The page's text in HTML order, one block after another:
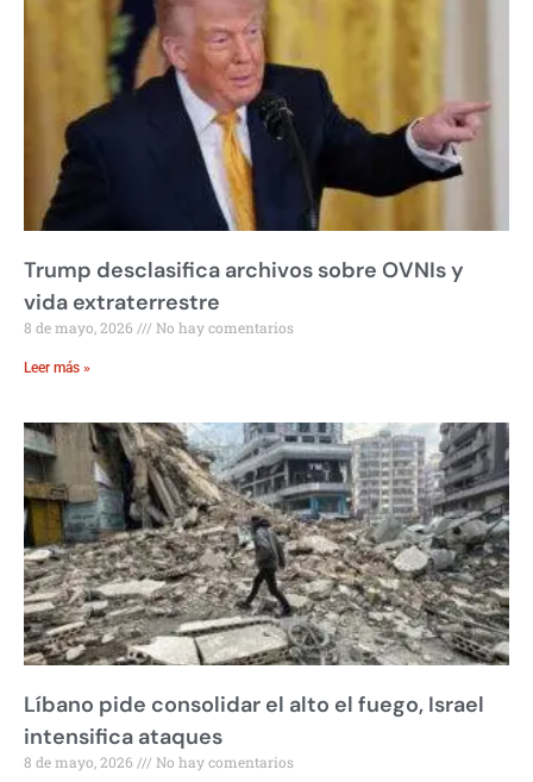
Trump desclasifica archivos sobre OVNIs y
vida extraterrestre
8 de mayo, 2026 No hay comentarios
Leer más »
Líbano pide consolidar el alto el fuego, Israel
intensifica ataques
8 de mayo, 2026 No hay comentarios